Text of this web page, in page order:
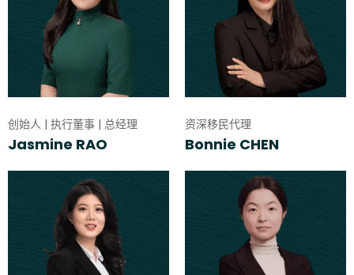
创始人 | 执行董事 | 总经理
Jasmine RAO
资深移民代理
Bonnie CHEN